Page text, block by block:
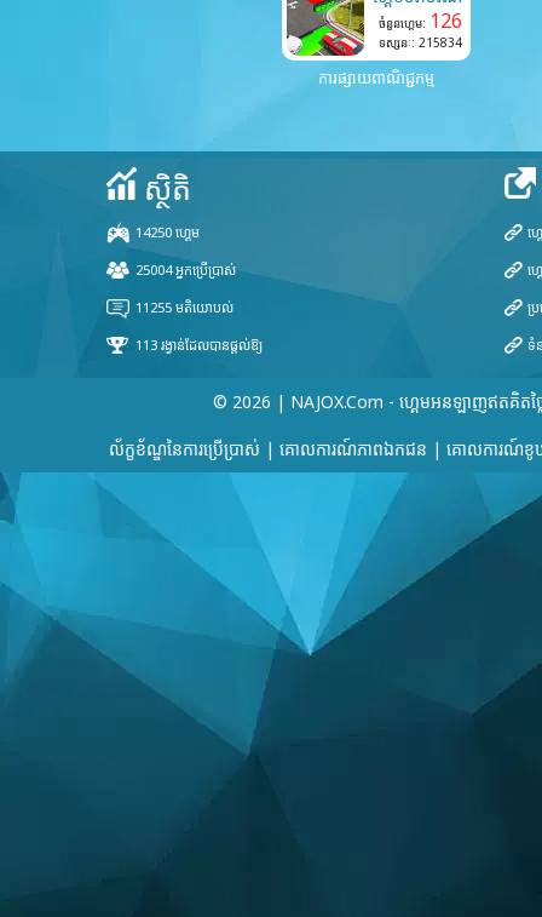
ចំនួនហ្គេម: 126
ទស្សនៈ: 215834
ការផ្សាយពាណិជ្ជកម្ម
© 2026 | NAJOX.com - ហ្គេមអនឡាញឥតគិតថ្ល
ល័ក្ខខ័ណ្ឌនៃការប្រើប្រាស់ | គោលការណ៍​ភាព​ឯកជន | គោលការណ៍